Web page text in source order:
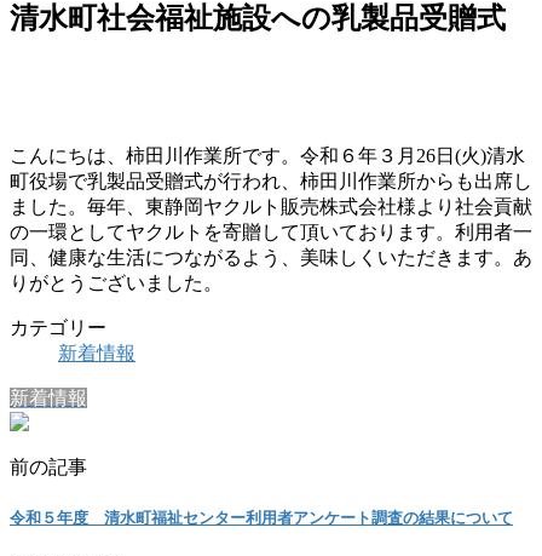
清水町社会福祉施設への乳製品受贈式
こんにちは、柿田川作業所です。令和６年３月26日(火)清水
町役場で乳製品受贈式が行われ、柿田川作業所からも出席し
ました。毎年、東静岡ヤクルト販売株式会社様より社会貢献
の一環としてヤクルトを寄贈して頂いております。利用者一
同、健康な生活につながるよう、美味しくいただきます。あ
りがとうございました。
カテゴリー
新着情報
新着情報
前の記事
令和５年度 清水町福祉センター利用者アンケート調査の結果について